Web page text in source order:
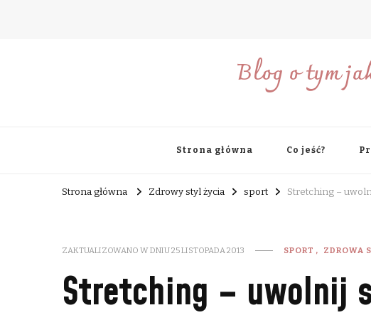
Blog o tym
Strona główna Co jeść?
Strona główna Zdrowy styl życia sport Stretching –
ZAKTUALIZOWANO W DNIU25 LISTOPADA 2013 SPORT ZDROWA
Stretching – uwolnij